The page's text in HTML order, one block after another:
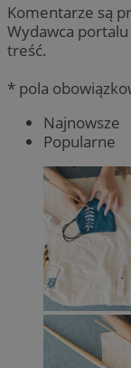
Komentarze są
Wydawca
treść.
* pola
Najnowsze
Popularne